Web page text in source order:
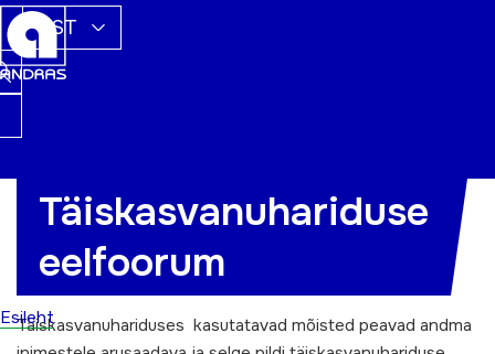
EST
Esileht
Täiskasvanuhariduse
eelfoorum
Eelfoorum„Milles on täiskasvanuhariduse
tähendus?“toimub10.juunil 2010
Keskraamatukogus (Akadeemia 3).
Täiskasvanuhariduses kasutatavad mõisted peavad andma